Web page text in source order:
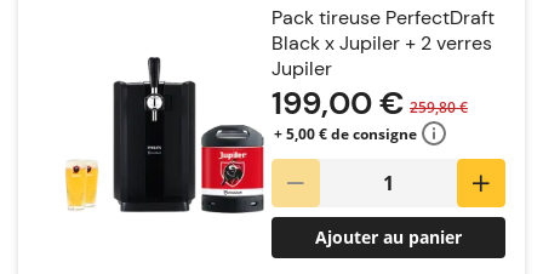
Pack tireuse PerfectDraft
Black x Jupiler + 2 verres
Jupiler
199,00 € 259,80 €
+ 5,00 € de consigne
Ajouter au panier